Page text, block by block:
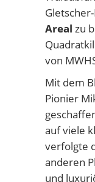
Areal zu
von
Mit dem
Pionier
auf viele
verfolgte
anderen
und